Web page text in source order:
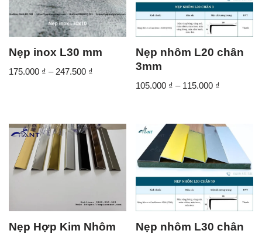
Nẹp inox L30 mm
175.000 ₫ – 247.500 ₫
Nẹp nhôm L20 chân
3mm
105.000 ₫ – 115.000 ₫
Nẹp Hợp Kim Nhôm
Nẹp nhôm L30 chân